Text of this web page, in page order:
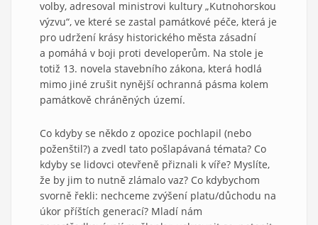
volby, adresoval ministrovi kultury „Kutnohorskou
výzvu“, ve které se zastal památkové péče, která je
pro udržení krásy historického města zásadní
a pomáhá v boji proti developerům. Na stole je
totiž 13. novela stavebního zákona, která hodlá
mimo jiné zrušit nynější ochranná pásma kolem
památkově chráněných území.
Co kdyby se někdo z opozice pochlapil (nebo
poženštil?) a zvedl tato pošlapávaná témata? Co
kdyby se lidovci otevřeně přiznali k víře? Myslíte,
že by jim to nutně zlámalo vaz? Co kdybychom
svorně řekli: nechceme zvýšení platu/důchodu na
úkor příštích generací? Mladí nám